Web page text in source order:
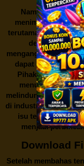
Namun, seperti
menimbulkan
terutama produsen
dengan
menganggapnya
dapat merugikan
Pihak berwenang
menutup situs-
melindungi
di industri hiburan.
isu tentang
menjadi
Download
Setelah membahas